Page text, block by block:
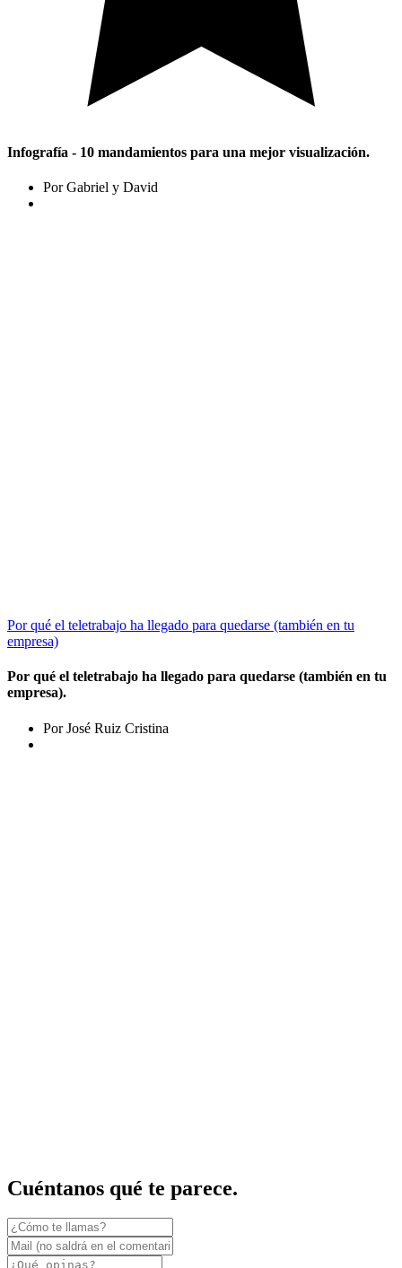
Infografía - 10 mandamientos para una mejor visualización.
Por Gabriel y David
Por qué el teletrabajo ha llegado para quedarse (también en tu
empresa)
Por qué el teletrabajo ha llegado para quedarse (también en tu
empresa).
Por José Ruiz Cristina
Cuéntanos qué te parece.